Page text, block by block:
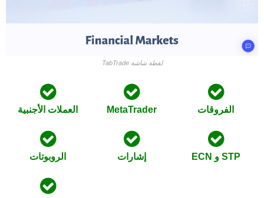
TabTrade لقطة شاشة
العملات الأجنبية MetaTrader الفروقات
الروبوتات إشارات ECN و STP